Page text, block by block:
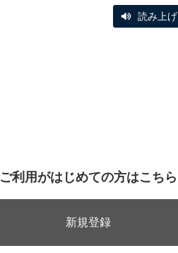
読み上げ
ご利用がはじめての方はこちら
新規登録